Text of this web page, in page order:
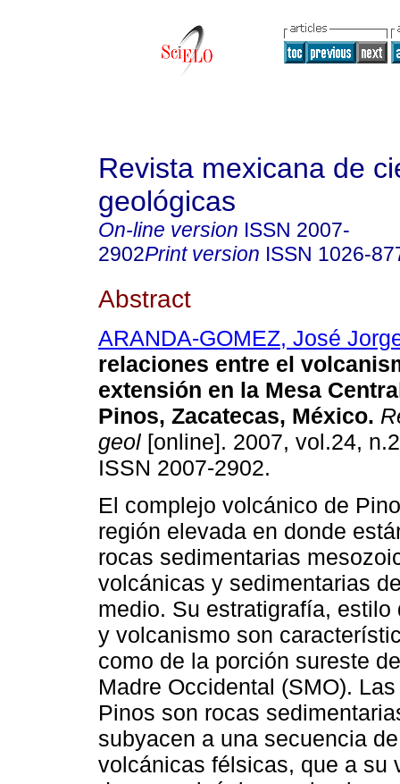
Revista mexicana de
geológicas
On-line version ISSN 2007-
2902Print version ISSN 1026-
Abstract
ARANDA-GOMEZ, José
relaciones entre el
extensión en la Mesa
Pinos, Zacatecas, México.
geol [online]. 2007, vol.24,
ISSN 2007-2902.
El complejo volcánico de
región elevada en donde
rocas sedimentarias
volcánicas y sedimentarias
medio. Su estratigrafía, estilo
y volcanismo son
como de la porción sureste
Madre Occidental (SMO).
Pinos son rocas
subyacen a una secuencia
volcánicas félsicas, que a su